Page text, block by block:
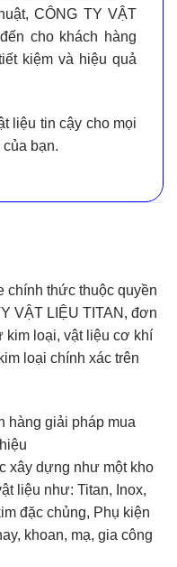
CÔNG TY VẬT
cho khách hàng
kiệm và hiệu quả
liệu tin cậy cho mọi
bạn.
chính thức thuộc quyền
VẬT LIỆU TITAN , đơn
kim loại, vật liệu cơ khí
loại chính xác trên
hàng giải pháp mua
xây dựng như một kho
liệu như: Titan, Inox,
đặc chủng, Phụ kiện
khoan, mạ, gia công